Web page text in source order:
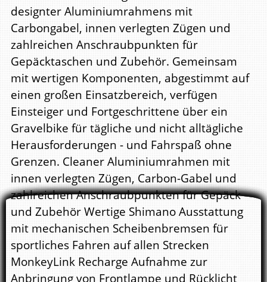
designter Aluminiumrahmens mit
Carbongabel, innen verlegten Zügen und
zahlreichen Anschraubpunkten für
Gepäcktaschen und Zubehör. Gemeinsam
mit wertigen Komponenten, abgestimmt auf
einen großen Einsatzbereich, verfügen
Einsteiger und Fortgeschrittene über ein
Gravelbike für tägliche und nicht alltägliche
Herausforderungen - und Fahrspaß ohne
Grenzen. Cleaner Aluminiumrahmen mit
innen verlegten Zügen, Carbon-Gabel und
zahlreichen Anschraubpunkten für Gepäck
und Zubehör Wertige Shimano Ausstattung
mit mechanischen Scheibenbremsen für
sportliches Fahren auf allen Strecken
MonkeyLink Recharge Aufnahme zur
Anbringung von Frontlampe und Rücklicht